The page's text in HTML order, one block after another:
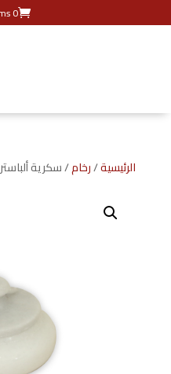
0 Items
الرئيسية/رخام/ سكرية ألباستر 12سم أبيض